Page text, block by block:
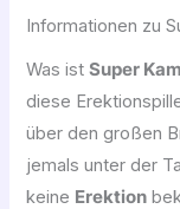
Informationen zu
Was istSuper
diese
über den großen
jemals unter der
keine Erektion